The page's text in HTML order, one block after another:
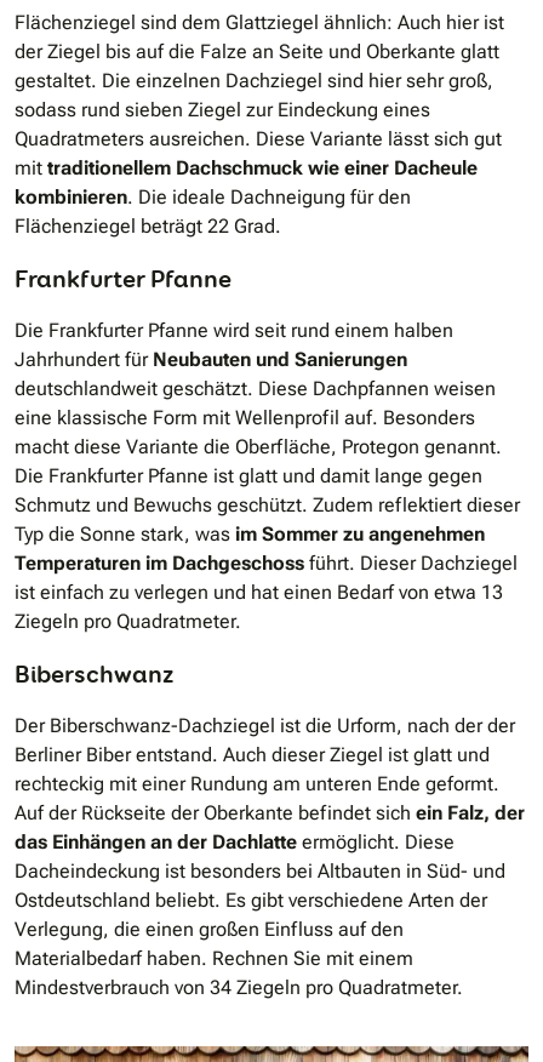
Flächenziegel sind dem Glattziegel ähnlich: Auch hier ist
der Ziegel bis auf die Falze an Seite und Oberkante glatt
gestaltet. Die einzelnen Dachziegel sind hier sehr groß,
sodass rund sieben Ziegel zur Eindeckung eines
Quadratmeters ausreichen. Diese Variante lässt sich gut
mit traditionellem Dachschmuck wie einer Dacheule
kombinieren. Die ideale Dachneigung für den
Flächenziegel beträgt 22 Grad.
Frankfurter Pfanne
Die Frankfurter Pfanne wird seit rund einem halben
Jahrhundert für Neubauten und Sanierungen
deutschlandweit geschätzt. Diese Dachpfannen weisen
eine klassische Form mit Wellenprofil auf. Besonders
macht diese Variante die Oberfläche, Protegon genannt.
Die Frankfurter Pfanne ist glatt und damit lange gegen
Schmutz und Bewuchs geschützt. Zudem reflektiert dieser
Typ die Sonne stark, was im Sommer zu angenehmen
Temperaturen im Dachgeschoss führt. Dieser Dachziegel
ist einfach zu verlegen und hat einen Bedarf von etwa 13
Ziegeln pro Quadratmeter.
Biberschwanz
Der Biberschwanz-Dachziegel ist die Urform, nach der der
Berliner Biber entstand. Auch dieser Ziegel ist glatt und
rechteckig mit einer Rundung am unteren Ende geformt.
Auf der Rückseite der Oberkante befindet sich ein Falz, der
das Einhängen an der Dachlatte ermöglicht. Diese
Dacheindeckung ist besonders bei Altbauten in Süd- und
Ostdeutschland beliebt. Es gibt verschiedene Arten der
Verlegung, die einen großen Einfluss auf den
Materialbedarf haben. Rechnen Sie mit einem
Mindestverbrauch von 34 Ziegeln pro Quadratmeter.